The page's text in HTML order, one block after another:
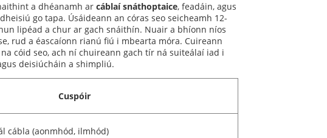
a dhéanamh ar cáblaí snáthoptaice, feadáin, agus
go tapa. Úsáideann an córas seo seicheamh 12-
lipéad a chur ar gach snáithín. Nuair a bhíonn níos
rud a éascaíonn rianú fiú i mbearta móra. Cuireann
cóid seo, ach ní chuireann gach tír ná suiteálaí iad i
deisiúcháin a shimpliú.
Cuspóir
cábla (aonmhód, ilmhód)